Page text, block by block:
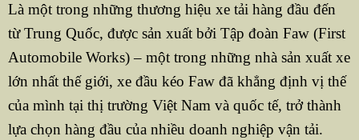
Là một trong những thương hiệu xe tải hàng đầu đến
từ Trung Quốc, được sản xuất bởi Tập đoàn Faw (First
Automobile Works) – một trong những nhà sản xuất xe
lớn nhất thế giới, xe đầu kéo Faw đã khẳng định vị thế
của mình tại thị trường Việt Nam và quốc tế, trở thành
lựa chọn hàng đầu của nhiều doanh nghiệp vận tải.